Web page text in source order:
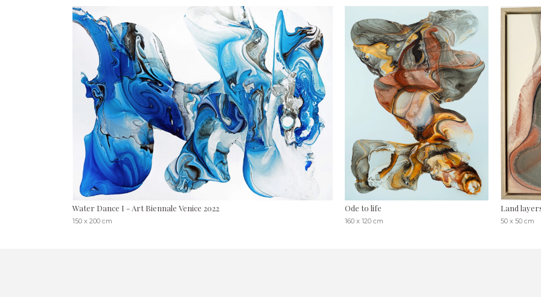
Water Dance I - Art Biennale Venice 2022
150 x 200 cm
Ode to life
160 x 120 cm
Land
50 x 50 cm